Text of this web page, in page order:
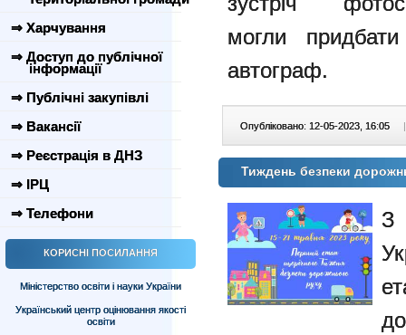
⇒ Харчування
⇒ Доступ до публічної
інформації
⇒ Публічні закупівлі
⇒ Вакансії
⇒ Реєстрація в ДНЗ
⇒ ІРЦ
⇒ Телефони
КОРИСНІ ПОСИЛАННЯ
Міністерство освіти і науки України
Український центр оцінювання якості
освіти
могли
автограф.
Опубліковано: 12-05-2023, 16:05 |
Тиждень безпеки
З